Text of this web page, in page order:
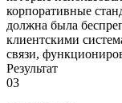
корпоративные
должна была
клиентскими
связи,
Результат
03